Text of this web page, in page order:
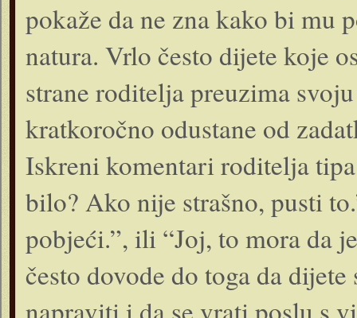
pokaže da ne zna kako bi mu
natura. Vrlo često dijete koje
strane roditelja preuzima
kratkoročno odustane od
Iskreni komentari roditelja
bilo? Ako nije strašno, pusti
pobjeći.”, ili “Joj, to mora da
često dovode do toga da
napraviti i da se vrati poslu s